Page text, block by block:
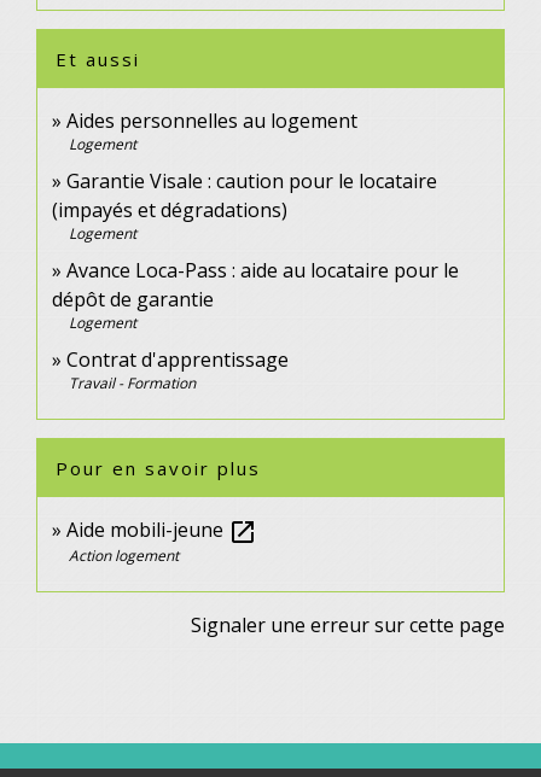
Et aussi
Aides personnelles au logement
Logement
Garantie Visale : caution pour le locataire
(impayés et dégradations)
Logement
Avance Loca-Pass : aide au locataire pour le
dépôt de garantie
Logement
Contrat d'apprentissage
Travail - Formation
Pour en savoir plus
Aide mobili-jeune open_in_new
Action logement
Signaler une erreur sur cette page